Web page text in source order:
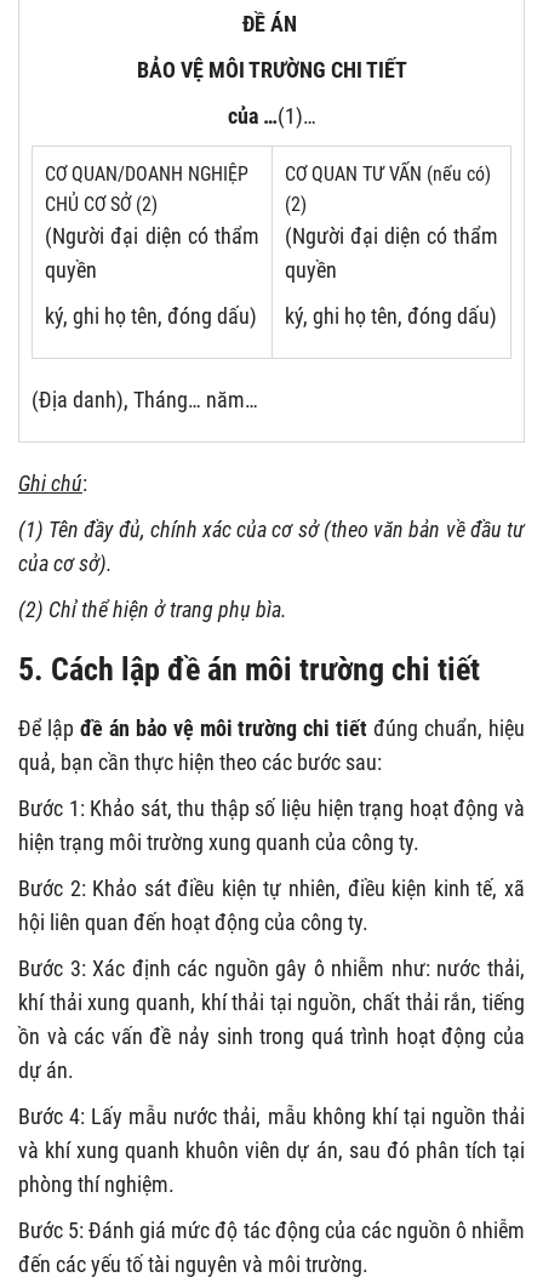
ĐỀ ÁN
BẢO VỆ MÔI TRƯỜNG CHI TIẾT
của …(1)…
CƠ QUAN/DOANH NGHIỆP
CHỦ CƠ SỞ (2)
(Người đại diện có thẩm
quyền
ký, ghi họ tên, đóng dấu)
CƠ QUAN TƯ VẤN (nếu có)
(2)
(Người đại diện có thẩm
quyền
ký, ghi họ tên, đóng dấu)
(Địa danh), Tháng… năm…
Ghi chú:
(1) Tên đầy đủ, chính xác của cơ sở (theo văn bản về đầu tư
của cơ sở).
(2) Chỉ thể hiện ở trang phụ bìa.
5. Cách lập đề án môi trường chi tiết
Để lập đề án bảo vệ môi trường chi tiết đúng chuẩn, hiệu
quả, bạn cần thực hiện theo các bước sau:
Bước 1: Khảo sát, thu thập số liệu hiện trạng hoạt động và
hiện trạng môi trường xung quanh của công ty.
Bước 2: Khảo sát điều kiện tự nhiên, điều kiện kinh tế, xã
hội liên quan đến hoạt động của công ty.
Bước 3: Xác định các nguồn gây ô nhiễm như: nước thải,
khí thải xung quanh, khí thải tại nguồn, chất thải rắn, tiếng
ồn và các vấn đề nảy sinh trong quá trình hoạt động của
dự án.
Bước 4: Lấy mẫu nước thải, mẫu không khí tại nguồn thải
và khí xung quanh khuôn viên dự án, sau đó phân tích tại
phòng thí nghiệm.
Bước 5: Đánh giá mức độ tác động của các nguồn ô nhiễm
đến các yếu tố tài nguyên và môi trường.